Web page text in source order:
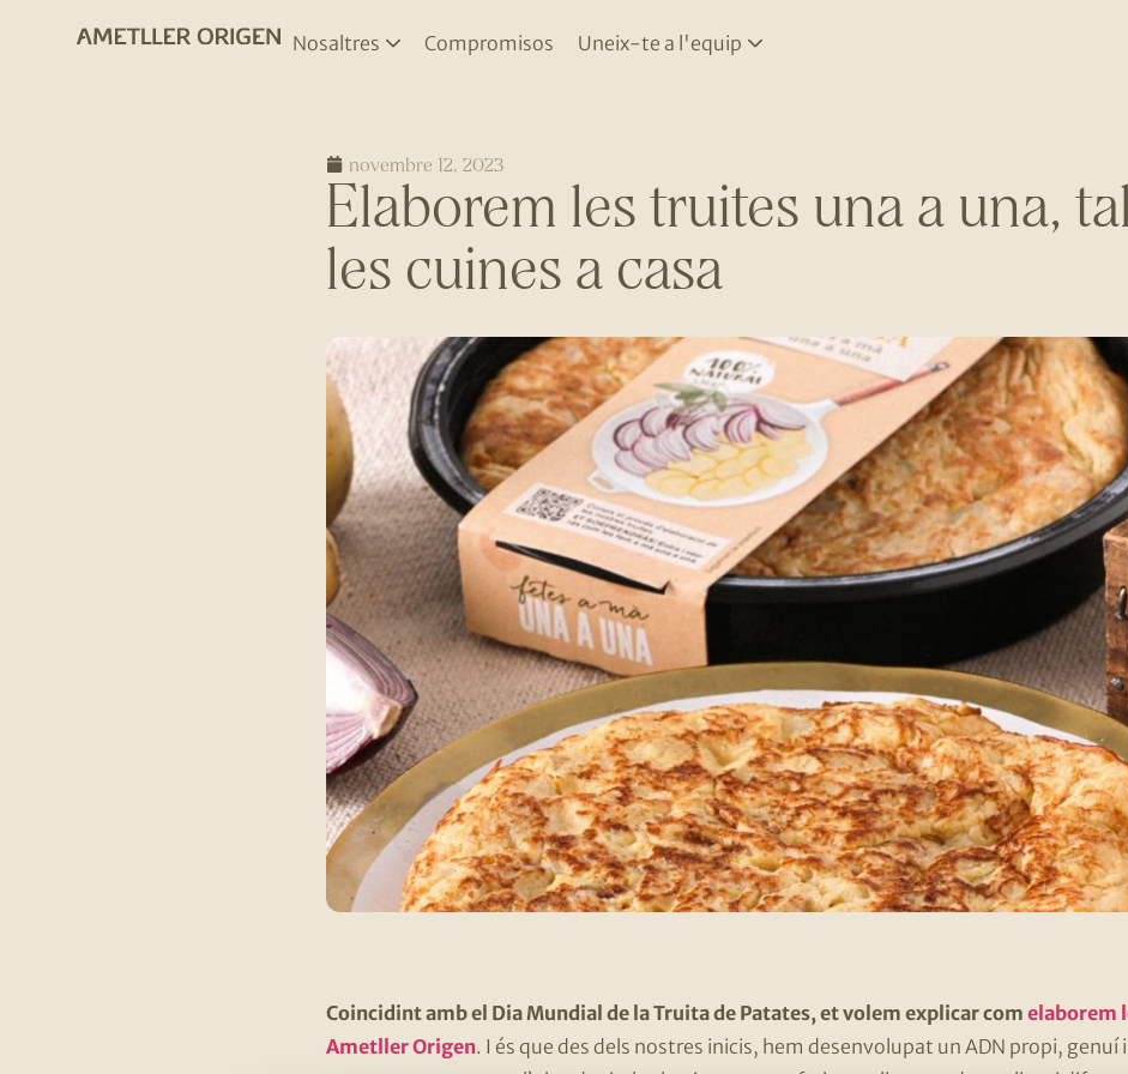
Nosaltres Compromisos Uneix-te a l'equip
novembre 12, 2023
Elaborem les truites una a una,
les cuines a casa
Coincidint amb el Dia Mundial de la Truita de Patates, et volem explicar com elaborem
Ametller Origen. I és que des dels nostres inicis, hem desenvolupat un ADN propi,